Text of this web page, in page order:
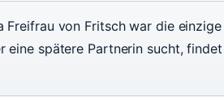
Freifrau von Fritsch war die einzige
eine spätere Partnerin sucht,